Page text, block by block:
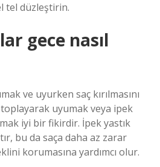
tel düzleştirin.
gece nasıl
ve uyurken saç kırılmasını
toplayarak uyumak veya ipek
iyi bir fikirdir. İpek yastık
bu da saça daha az zarar
korumasına yardımcı olur.